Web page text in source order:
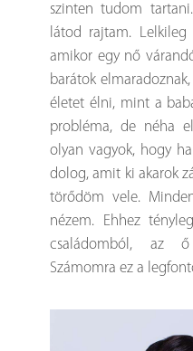
szinten tudom
látod rajtam.
amikor egy nő
barátok
életet élni, mint a
probléma, de néha
olyan vagyok, hogy
dolog, amit ki akarok
törődöm vele.
nézem. Ehhez
családomból, az ő
Számomra ez a